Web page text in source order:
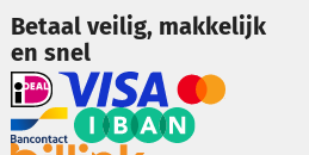
Betaal veilig, makkelijk
en snel